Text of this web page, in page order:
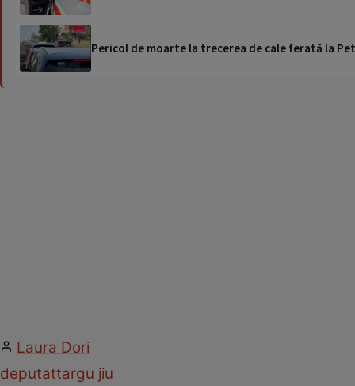
Pericol de moarte la trecerea de cale ferată la
Laura Dori
deputattargu jiu